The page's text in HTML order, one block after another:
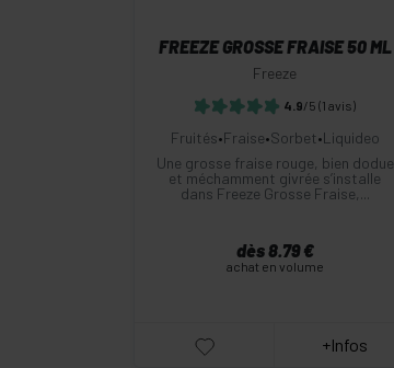
FREEZE GROSSE FRAISE 50 ML
Freeze
4.9/5 (1 avis)
Fruités•Fraise•Sorbet•Liquideo
Une grosse fraise rouge, bien dodue
et méchamment givrée s’installe
dans Freeze Grosse Fraise,...
dès 8.79 €
achat en volume
+Infos